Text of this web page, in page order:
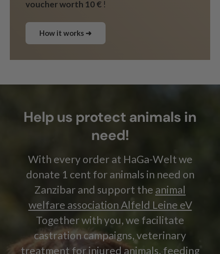
voucher worth 10 € !
How it works ➜
Help us protect animals in
need!
With every order at HaGa-Welt we
donate 1 cent for animals in need on
Zanzibar and support the animal
welfare association Alfeld Leine eV
Together with you, we facilitate
castration campaigns, veterinary
treatment for injured animals, feeding